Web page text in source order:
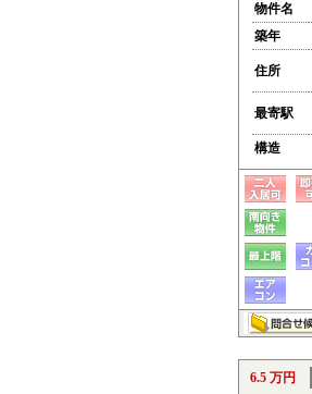
物件名
築年
住所
最寄駅
構造
6.5 万円